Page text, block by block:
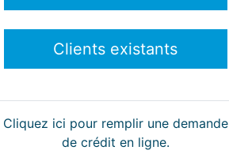
Cliquez ici pour remplir une demande
de crédit en ligne.